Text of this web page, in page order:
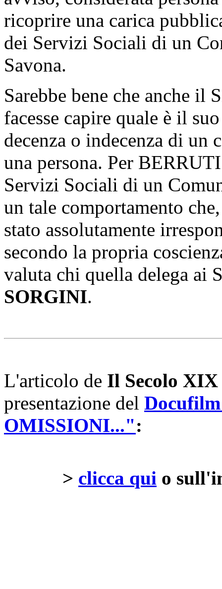
ricoprire una carica
dei Servizi Sociali di un
Savona.
Sarebbe bene che anche il
facesse capire quale è il
decenza o indecenza di un
una persona. Per
Servizi Sociali di un
un tale comportamento
stato assolutamente
secondo la propria
valuta chi quella delega ai
SORGINI.
L'articolo de Il Secolo XIX
presentazione del
OMISSIONI...":
> clicca qui o